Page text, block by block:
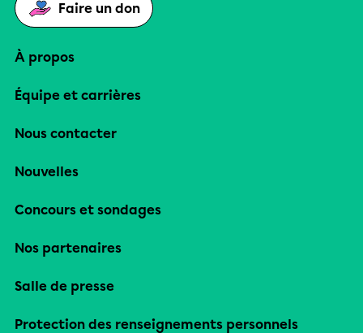
Faire un don
À propos
Équipe et carrières
Nous contacter
Nouvelles
Concours et sondages
Nos partenaires
Salle de presse
Protection des renseignements personnels